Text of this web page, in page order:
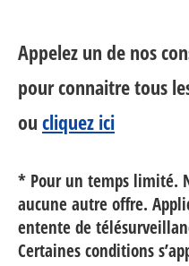
Appelez un de nos
pour connaitre tous
ou cliquez ici
* Pour un temps limité.
aucune autre offre.
entente de
Certaines conditions